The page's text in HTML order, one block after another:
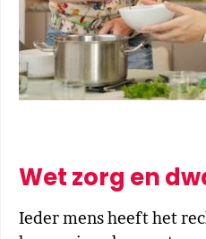
Wet zorg en
Ieder mens heeft het